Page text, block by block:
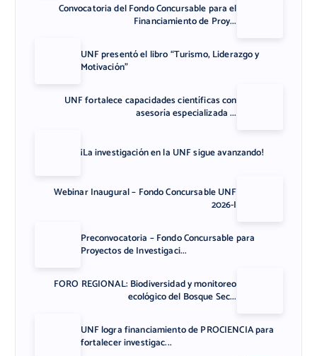
Convocatoria del Fondo Concursable para el
Financiamiento de Proy...
UNF presentó el libro “Turismo, Liderazgo y
Motivación”
UNF fortalece capacidades científicas con
asesoría especializada ...
¡La investigación en la UNF sigue avanzando!
Webinar Inaugural – Fondo Concursable UNF
2026-I
Preconvocatoria – Fondo Concursable para
Proyectos de Investigaci...
FORO REGIONAL: Biodiversidad y monitoreo
ecológico del Bosque Sec...
UNF logra financiamiento de PROCIENCIA para
fortalecer investigac...